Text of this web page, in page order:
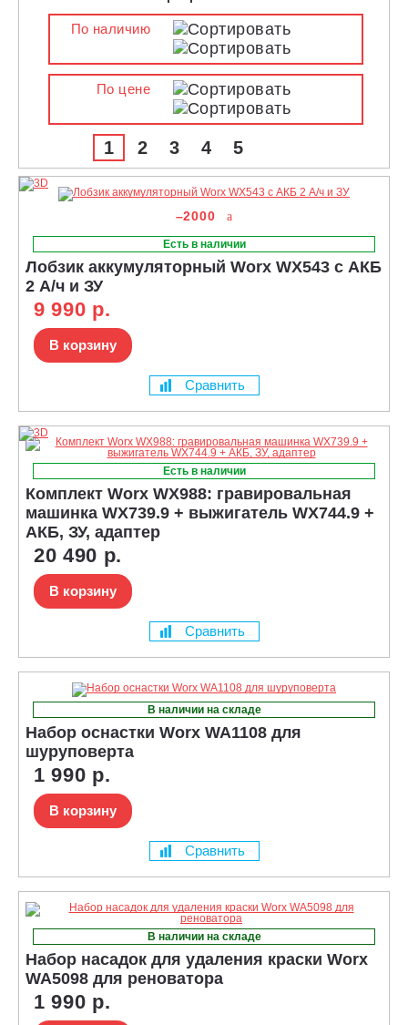
По наличию
По цене
1 2 3 4 5
–2000
Есть в наличии
Лобзик аккумуляторный Worx WX543 с АКБ
2 А/ч и ЗУ
9 990 р.
В корзину
Сравнить
Есть в наличии
Комплект Worx WX988: гравировальная
машинка WX739.9 + выжигатель WX744.9 +
АКБ, ЗУ, адаптер
20 490 р.
В корзину
Сравнить
В наличии на складе
Набор оснастки Worx WA1108 для
шуруповерта
1 990 р.
В корзину
Сравнить
В наличии на складе
Набор насадок для удаления краски Worx
WA5098 для реноватора
1 990 р.